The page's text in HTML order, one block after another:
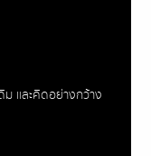
และคิดอย่างกว้าง